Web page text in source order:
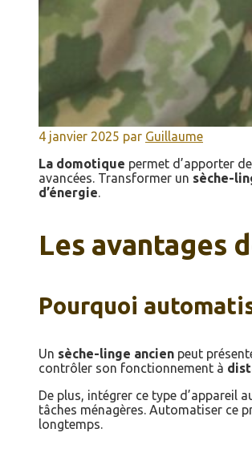
4 janvier 2025 par Guillaume
La domotique permet d’apporter
avancées. Transformer un sèche-
d’énergie.
Les avantages
Pourquoi
Un sèche-linge ancien peut
contrôler son fonctionnement à
De plus, intégrer ce type d’appareil
tâches ménagères. Automatiser ce
longtemps.